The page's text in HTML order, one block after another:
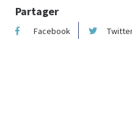
Partager
Facebook